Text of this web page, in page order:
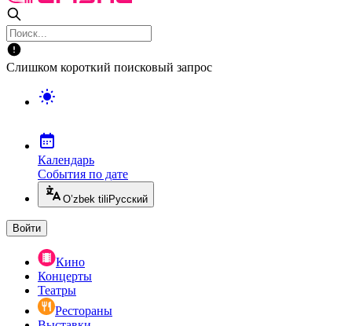
Слишком короткий поисковый запрос
Календарь
События по дате
O’zbek tili Русский
Войти
Кино
Концерты
Театры
Рестораны